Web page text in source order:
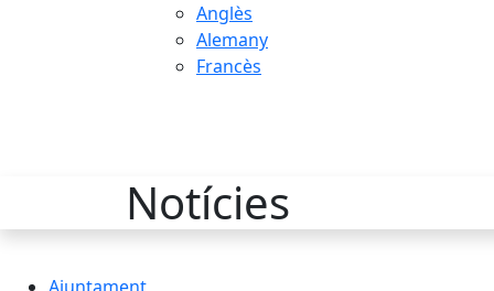
Anglès
Alemany
Francès
Notícies